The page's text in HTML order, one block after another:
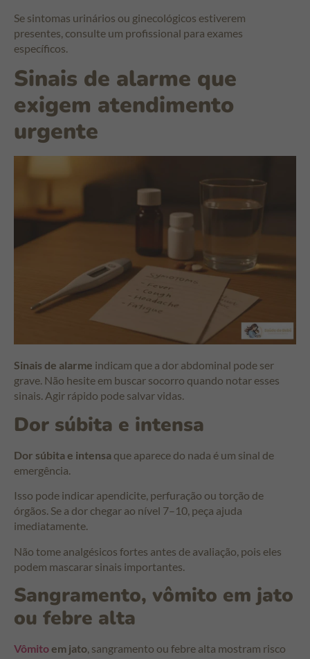
Se sintomas urinários ou ginecológicos estiverem
presentes, consulte um profissional para exames
específicos.
Sinais de alarme que
exigem atendimento
urgente
Sinais de alarme indicam que a dor abdominal pode ser
grave. Não hesite em buscar socorro quando notar esses
sinais. Agir rápido pode salvar vidas.
Dor súbita e intensa
Dor súbita e intensa que aparece do nada é um sinal de
emergência.
Isso pode indicar apendicite, perfuração ou torção de
órgãos. Se a dor chegar ao nível 7–10, peça ajuda
imediatamente.
Não tome analgésicos fortes antes de avaliação, pois eles
podem mascarar sinais importantes.
Sangramento, vômito em jato
ou febre alta
Vômitoem jato, sangramento ou febre alta mostram risco